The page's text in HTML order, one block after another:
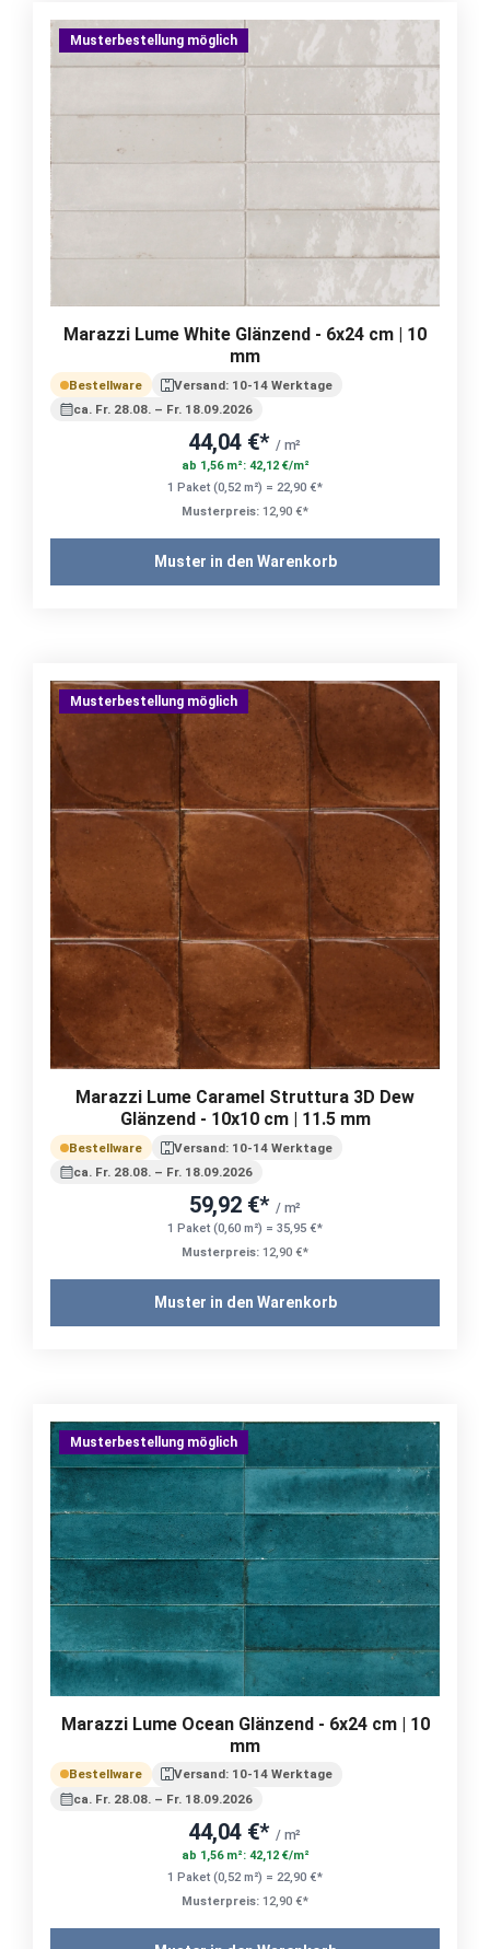
Musterbestellung möglich
Marazzi Lume White Glänzend - 6x24 cm | 10
mm
Bestellware
Versand: 10-14 Werktage
ca. Fr. 28.08. – Fr. 18.09.2026
44,04 €* / m²
ab 1,56 m²: 42,12 €/m²
1 Paket (0,52 m²) = 22,90 €*
Musterpreis: 12,90 €*
Muster in den Warenkorb
Musterbestellung möglich
Marazzi Lume Caramel Struttura 3D Dew
Glänzend - 10x10 cm | 11.5 mm
Bestellware
Versand: 10-14 Werktage
ca. Fr. 28.08. – Fr. 18.09.2026
59,92 €* / m²
1 Paket (0,60 m²) = 35,95 €*
Musterpreis: 12,90 €*
Muster in den Warenkorb
Musterbestellung möglich
Marazzi Lume Ocean Glänzend - 6x24 cm | 10
mm
Bestellware
Versand: 10-14 Werktage
ca. Fr. 28.08. – Fr. 18.09.2026
44,04 €* / m²
ab 1,56 m²: 42,12 €/m²
1 Paket (0,52 m²) = 22,90 €*
Musterpreis: 12,90 €*